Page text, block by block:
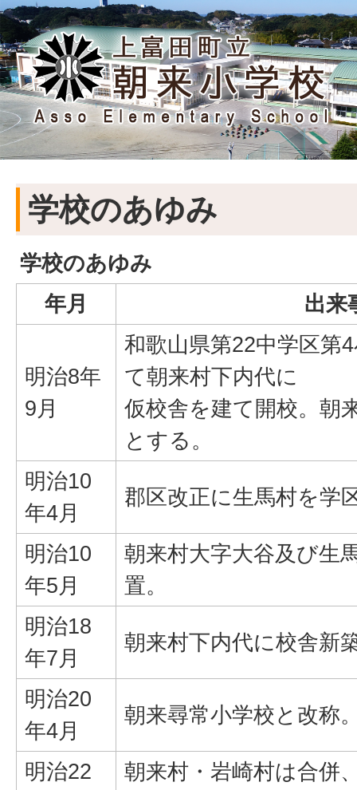
学校のあゆみ
学校のあゆみ
年月
出来
明治8年
9月
和歌山県第22中学区第
て朝来村下内代に
仮校舎を建て開校。朝
とする。
明治10
年4月
郡区改正に生馬村を学
明治10
年5月
朝来村大字大谷及び生
置。
明治18
年7月
朝来村下内代に校舎新
明治20
年4月
朝来尋常小学校と改称
明治22
朝来村・岩崎村は合併